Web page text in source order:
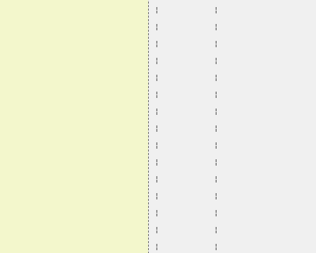
¦           ¦
¦           ¦
¦           ¦
¦           ¦
¦           ¦
¦           ¦
¦           ¦
¦           ¦
¦           ¦
¦           ¦
¦           ¦
¦           ¦
¦           ¦
¦           ¦
¦           ¦